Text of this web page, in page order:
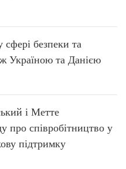
сфері безпеки та
Україною та Данією
і Метте
про співробітництво у
підтримку